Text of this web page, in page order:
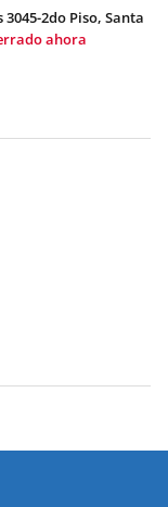
2do Piso, Santa
ahora